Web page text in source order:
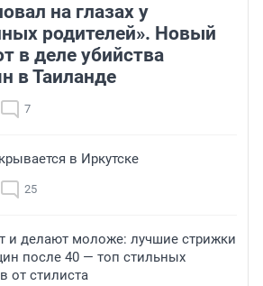
на глазах у
родителей». Новый
в деле убийства
в Таиланде
7
в Иркутске
25
и делают моложе: лучшие стрижки
после 40 — топ стильных
от стилиста